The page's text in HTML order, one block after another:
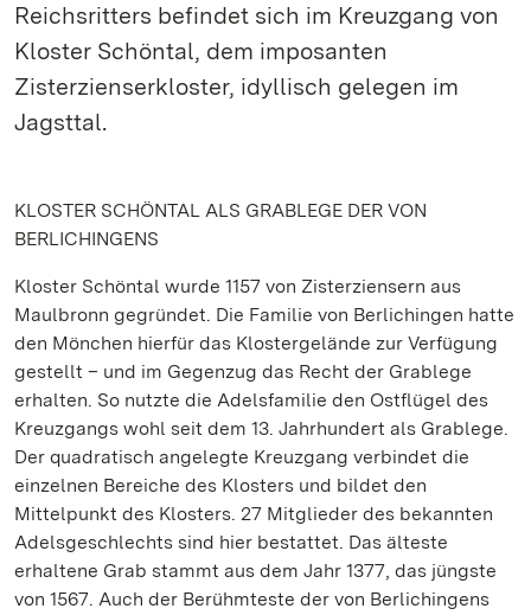
Reichsritters befindet sich im Kreuzgang von
Kloster Schöntal, dem imposanten
Zisterzienserkloster, idyllisch gelegen im
Jagsttal.
KLOSTER SCHÖNTAL ALS GRABLEGE DER VON
BERLICHINGENS
Kloster Schöntal wurde 1157 von Zisterziensern aus
Maulbronn gegründet. Die Familie von Berlichingen hatte
den Mönchen hierfür das Klostergelände zur Verfügung
gestellt – und im Gegenzug das Recht der Grablege
erhalten. So nutzte die Adelsfamilie den Ostflügel des
Kreuzgangs wohl seit dem 13. Jahrhundert als Grablege.
Der quadratisch angelegte Kreuzgang verbindet die
einzelnen Bereiche des Klosters und bildet den
Mittelpunkt des Klosters. 27 Mitglieder des bekannten
Adelsgeschlechts sind hier bestattet. Das älteste
erhaltene Grab stammt aus dem Jahr 1377, das jüngste
von 1567. Auch der Berühmteste der von Berlichingens